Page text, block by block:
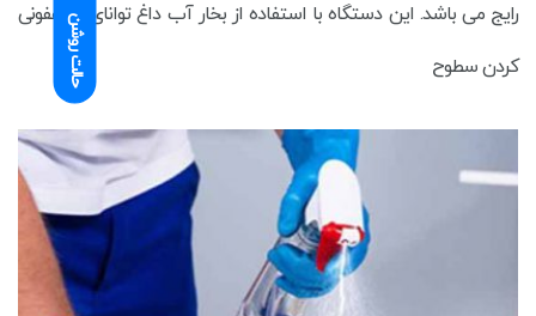
حالت روشن
رایج می باشد. این دستگاه با استفاده از بخار آب داغ توانای ضدعفونی
کردن سطوح